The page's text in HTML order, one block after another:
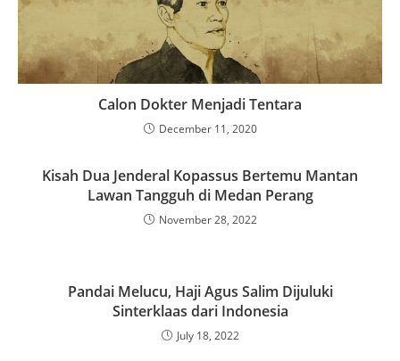
Calon Dokter Menjadi Tentara
December 11, 2020
Kisah Dua Jenderal Kopassus Bertemu Mantan
Lawan Tangguh di Medan Perang
November 28, 2022
Pandai Melucu, Haji Agus Salim Dijuluki
Sinterklaas dari Indonesia
July 18, 2022